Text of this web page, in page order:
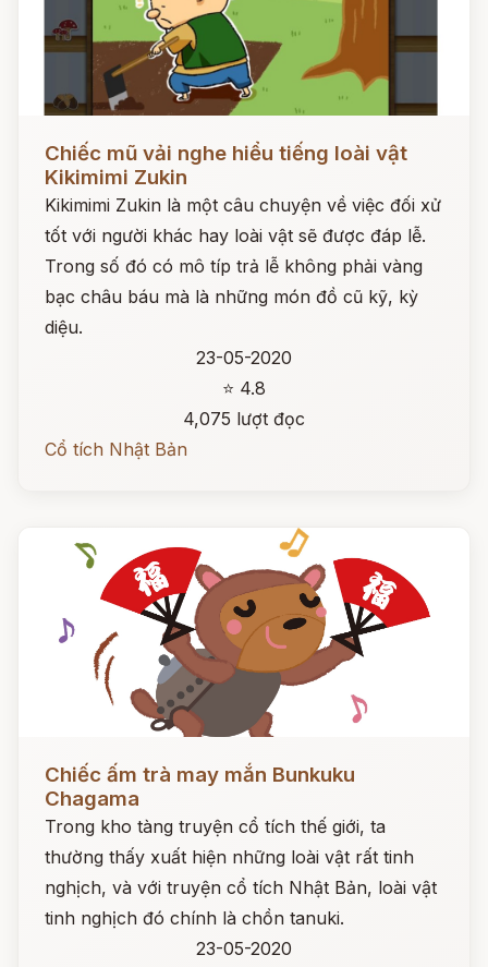
Đọc ngay
Chiếc mũ vải nghe hiểu tiếng loài vật
Kikimimi Zukin
Kikimimi Zukin là một câu chuyện về việc đối xử
tốt với người khác hay loài vật sẽ được đáp lễ.
Trong số đó có mô típ trả lễ không phải vàng
bạc châu báu mà là những món đồ cũ kỹ, kỳ
diệu.
23-05-2020
⭐ 4.8
4,075 lượt đọc
Cổ tích Nhật Bản
Đọc ngay
Chiếc ấm trà may mắn Bunkuku
Chagama
Trong kho tàng truyện cổ tích thế giới, ta
thường thấy xuất hiện những loài vật rất tinh
nghịch, và với truyện cổ tích Nhật Bản, loài vật
tinh nghịch đó chính là chồn tanuki.
23-05-2020